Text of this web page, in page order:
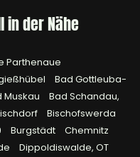
in der Nähe
Parthenaue
Bad Gottleuba-
Muskau
Bad Schandau,
Bischofswerda
Burgstädt
Chemnitz
Dippoldiswalde, OT